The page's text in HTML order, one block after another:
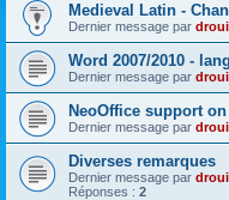
Medieval Latin -
Dernier message par
Word 2007/2010 -
Dernier message par
NeoOffice support
Dernier message par
Diverses remarques
Dernier message par
Réponses : 2